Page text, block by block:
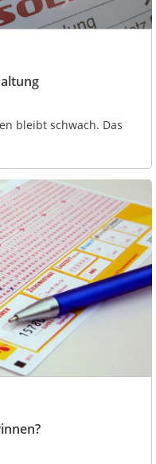
bleibt schwach. Das